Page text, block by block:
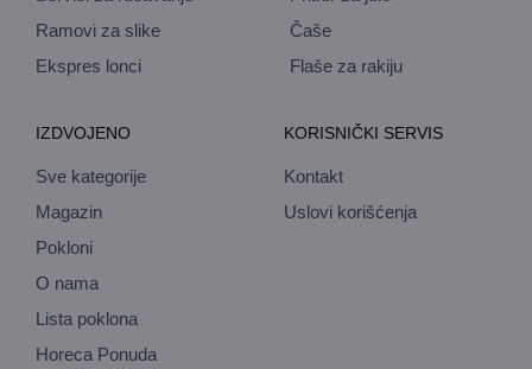
Ramovi za slike
Ekspres lonci
Čaše
Flaše za rakiju
IZDVOJENO
Sve kategorije
Magazin
Pokloni
O nama
Lista poklona
Horeca Ponuda
KORISNIČKI SERVIS
Kontakt
Uslovi korišćenja